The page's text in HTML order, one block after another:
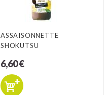
ASSAISONNETTE
SHOKUTSU
6,60 €